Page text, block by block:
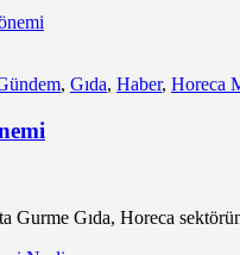
, Gıda, Haber, Horeca
Gurme Gıda, Horeca